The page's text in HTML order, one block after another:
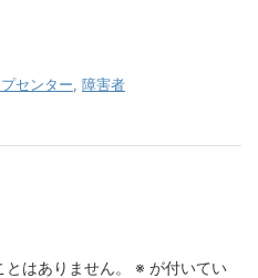
センター 障害者
はありません。 ※ が付いてい